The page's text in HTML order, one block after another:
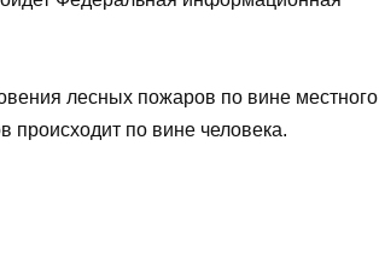
лесных пожаров по вине местного
происходит по вине человека.